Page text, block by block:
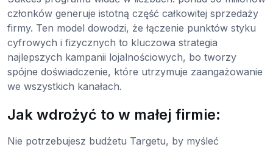
członków generuje istotną część całkowitej sprzedaży
firmy. Ten model dowodzi, że łączenie punktów styku
cyfrowych i fizycznych to kluczowa strategia
najlepszych kampanii lojalnościowych, bo tworzy
spójne doświadczenie, które utrzymuje zaangażowanie
we wszystkich kanałach.
Jak wdrożyć to w małej firmie:
Nie potrzebujesz budżetu Targetu, by myśleć